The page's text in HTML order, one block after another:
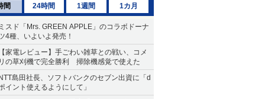
間 24時間 1週間 1カ月
スド「Mrs. GREEN APPLE」のコラボドーナ
4種、いよいよ発売！
家電レビュー】手ごわい雑草との戦い、コメ
の草刈機で完全勝利 掃除機感覚で使えた
島田社長、ソフトバンクのセブン出資に「d
イント使えるようにして」